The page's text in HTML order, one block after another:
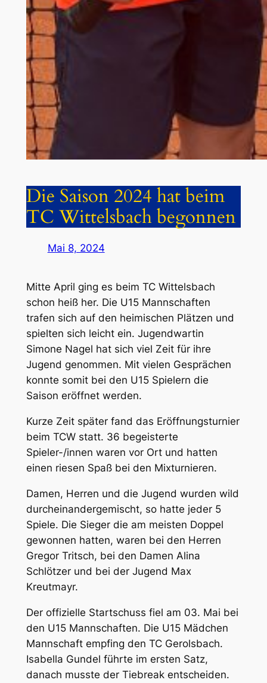
Die Saison 2024 hat beim
TC Wittelsbach begonnen
Mai 8, 2024
Mitte April ging es beim TC Wittelsbach
schon heiß her. Die U15 Mannschaften
trafen sich auf den heimischen Plätzen und
spielten sich leicht ein. Jugendwartin
Simone Nagel hat sich viel Zeit für ihre
Jugend genommen. Mit vielen Gesprächen
konnte somit bei den U15 Spielern die
Saison eröffnet werden.
Kurze Zeit später fand das Eröffnungsturnier
beim TCW statt. 36 begeisterte
Spieler-/innen waren vor Ort und hatten
einen riesen Spaß bei den Mixturnieren.
Damen, Herren und die Jugend wurden wild
durcheinandergemischt, so hatte jeder 5
Spiele. Die Sieger die am meisten Doppel
gewonnen hatten, waren bei den Herren
Gregor Tritsch, bei den Damen Alina
Schlötzer und bei der Jugend Max
Kreutmayr.
Der offizielle Startschuss fiel am 03. Mai bei
den U15 Mannschaften. Die U15 Mädchen
Mannschaft empfing den TC Gerolsbach.
Isabella Gundel führte im ersten Satz,
danach musste der Tiebreak entscheiden.